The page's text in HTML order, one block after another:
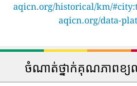
aqicn.org/historical/km/
aqicn.org/data-
ចំណាត់ថ្នាក់គុណភាពខ្យ